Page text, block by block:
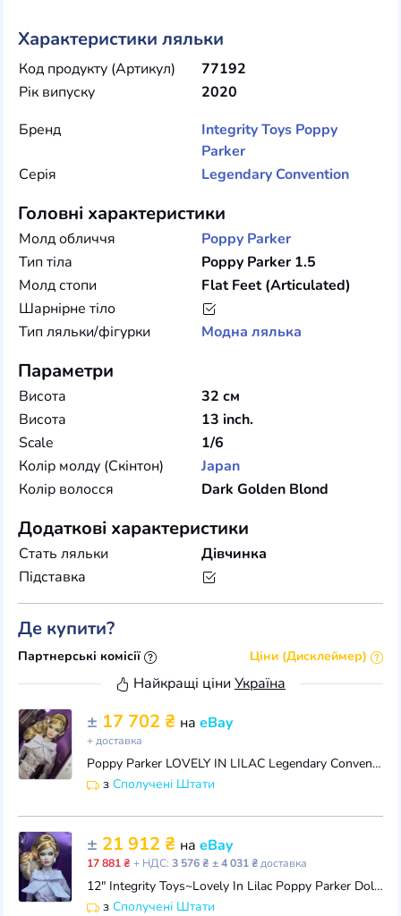
Характеристики ляльки
Код продукту (Артикул)
77192
Рік випуску
2020
Бренд
Integrity Toys Poppy
Parker
Серія
Legendary Convention
Головні характеристики
Молд обличчя
Poppy Parker
Тип тіла
Poppy Parker 1.5
Молд стопи
Flat Feet (Articulated)
Шарнірне тіло
Тип ляльки/фігурки
Модна лялька
Параметри
Висота
32 см
Висота
13 inch.
Scale
1/6
Колір молду (Скінтон)
Japan
Колір волосся
Dark Golden Blond
Додаткові характеристики
Стать ляльки
Дівчинка
Підставка
Де купити?
Партнерські комісії Ціни (Дисклеймер)
Найкращі ціни Україна
± 17 702 ₴ на eBay
+ доставка
Poppy Parker LOVELY IN LILAC Legendary Convention Integrity Toys NRFB Doll
з Сполучені Штати
± 21 912 ₴ на eBay
17 881 ₴ + НДС: 3 576 ₴ ± 4 031 ₴доставка
12" Integrity Toys~Lovely In Lilac Poppy Parker Doll~LE 660~Legendary Convention
з Сполучені Штати